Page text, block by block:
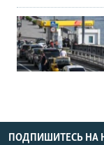
ПОДПИШИТЕСЬ НА